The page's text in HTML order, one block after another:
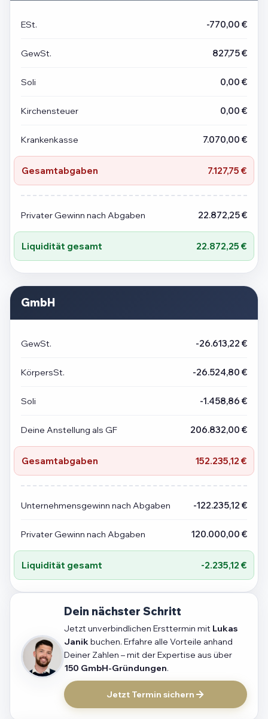
ESt. -770,00 €
GewSt. 827,75 €
Soli 0,00 €
Kirchensteuer 0,00 €
Krankenkasse 7.070,00 €
Gesamtabgaben 7.127,75 €
Privater Gewinn nach Abgaben 22.872,25 €
Liquidität gesamt 22.872,25 €
GmbH
GewSt. -26.613,22 €
KörpersSt. -26.524,80 €
Soli -1.458,86 €
Deine Anstellung als GF 206.832,00 €
Gesamtabgaben 152.235,12 €
Unternehmensgewinn nach Abgaben -122.235,12 €
Privater Gewinn nach Abgaben 120.000,00 €
Liquidität gesamt -2.235,12 €
Dein nächster Schritt
Jetzt unverbindlichen Ersttermin mit Lukas
Janikbuchen. Erfahre alle Vorteile anhand
Deiner Zahlen – mit der Expertise aus über
150 GmbH-Gründungen.
Jetzt Termin sichern